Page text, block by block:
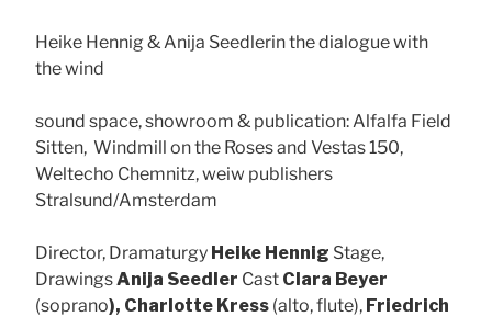
Heike Hennig & Anija Seedlerin the dialogue with
the wind
sound space, showroom & publication: Alfalfa Field
Sitten, Windmill on the Roses and Vestas 150,
Weltecho Chemnitz, weiw publishers
Stralsund/Amsterdam
Director, Dramaturgy Heike Hennig Stage,
DrawingsAnija Seedler Cast Clara Beyer
(soprano), Charlotte Kress (alto, flute), Friedrich